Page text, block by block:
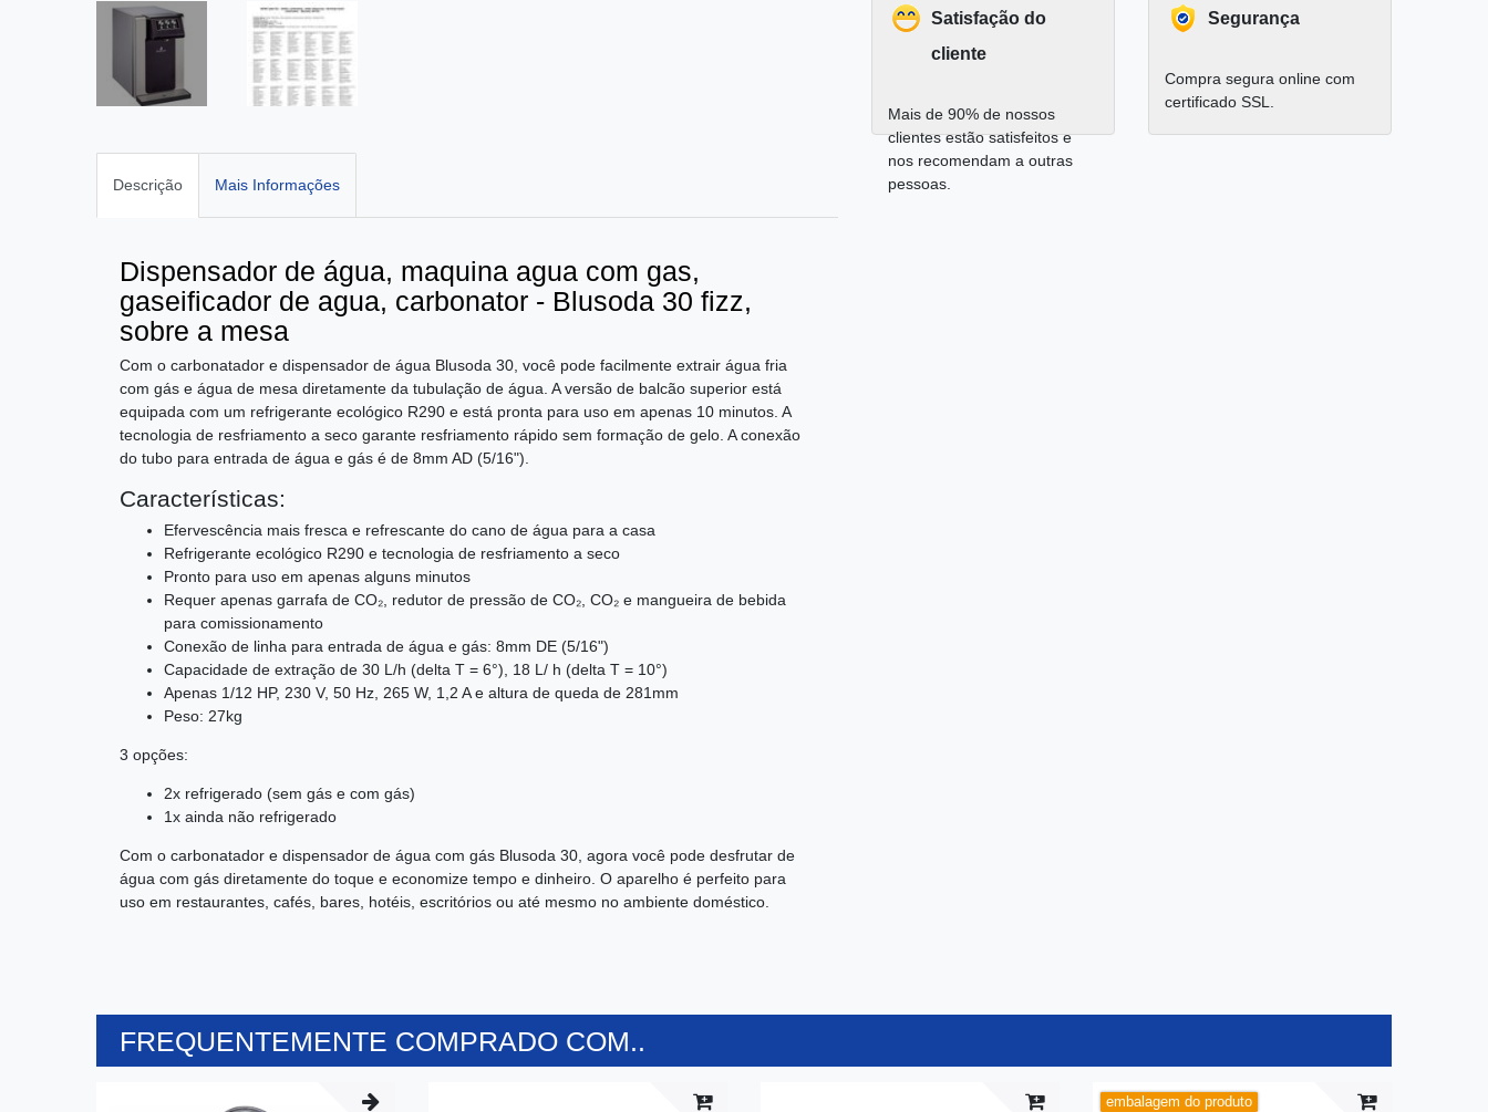
Descrição Mais Informações
Dispensador de água, maquina agua com gas,
gaseificador de agua, carbonator - Blusoda 30 fizz,
sobre a mesa
Com o carbonatador e dispensador de água Blusoda 30, você pode facilmente extrair água fria
com gás e água de mesa diretamente da tubulação de água. A versão de balcão superior está
equipada com um refrigerante ecológico R290 e está pronta para uso em apenas 10 minutos. A
tecnologia de resfriamento a seco garante resfriamento rápido sem formação de gelo. A conexão
do tubo para entrada de água e gás é de 8mm AD (5/16").
Características:
Efervescência mais fresca e refrescante do cano de água para a casa
Refrigerante ecológico R290 e tecnologia de resfriamento a seco
Pronto para uso em apenas alguns minutos
Requer apenas garrafa de CO₂, redutor de pressão de CO₂, CO₂ e mangueira de bebida
para comissionamento
Conexão de linha para entrada de água e gás: 8mm DE (5/16")
Capacidade de extração de 30 L/h (delta T = 6°), 18 L/ h (delta T = 10°)
Apenas 1/12 HP, 230 V, 50 Hz, 265 W, 1,2 A e altura de queda de 281mm
Peso: 27kg
3 opções:
2x refrigerado (sem gás e com gás)
1x ainda não refrigerado
Com o carbonatador e dispensador de água com gás Blusoda 30, agora você pode desfrutar de
água com gás diretamente do toque e economize tempo e dinheiro. O aparelho é perfeito para
uso em restaurantes, cafés, bares, hotéis, escritórios ou até mesmo no ambiente doméstico.
Satisfação do
cliente
Mais de 90% de nossos
clientes estão satisfeitos e
nos recomendam a outras
pessoas.
Segurança
Compra segura online com
certificado SSL.
FREQUENTEMENTE COMPRADO COM..
embalagem do produto